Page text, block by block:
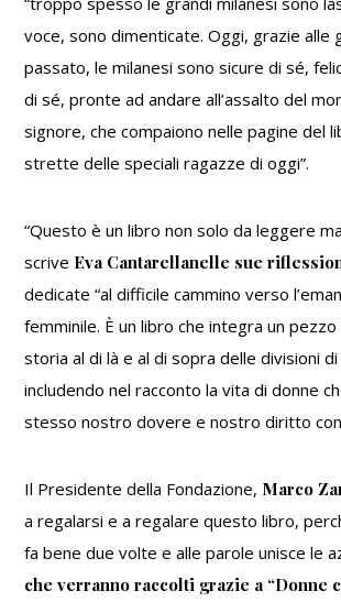
voce, sono dimenticate. Oggi, grazie alle
passato, le milanesi sono sicure di sé,
di sé, pronte ad andare all’assalto del
signore, che compaiono nelle pagine del
strette delle speciali ragazze di oggi”.
“Questo è un libro non solo da leggere
scrive Eva Cantarellanelle sue
dedicate “al difficile cammino verso
femminile. È un libro che integra un
storia al di là e al di sopra delle divisioni
includendo nel racconto la vita di donne
stesso nostro dovere e nostro diritto
Il Presidente della Fondazione, Marco
a regalarsi e a regalare questo libro,
fa bene due volte e alle parole unisce le
che verranno raccolti grazie a “Donne